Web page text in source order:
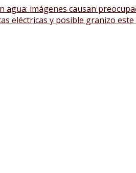
agua: imágenes causan
eléctricas y posible granizo este